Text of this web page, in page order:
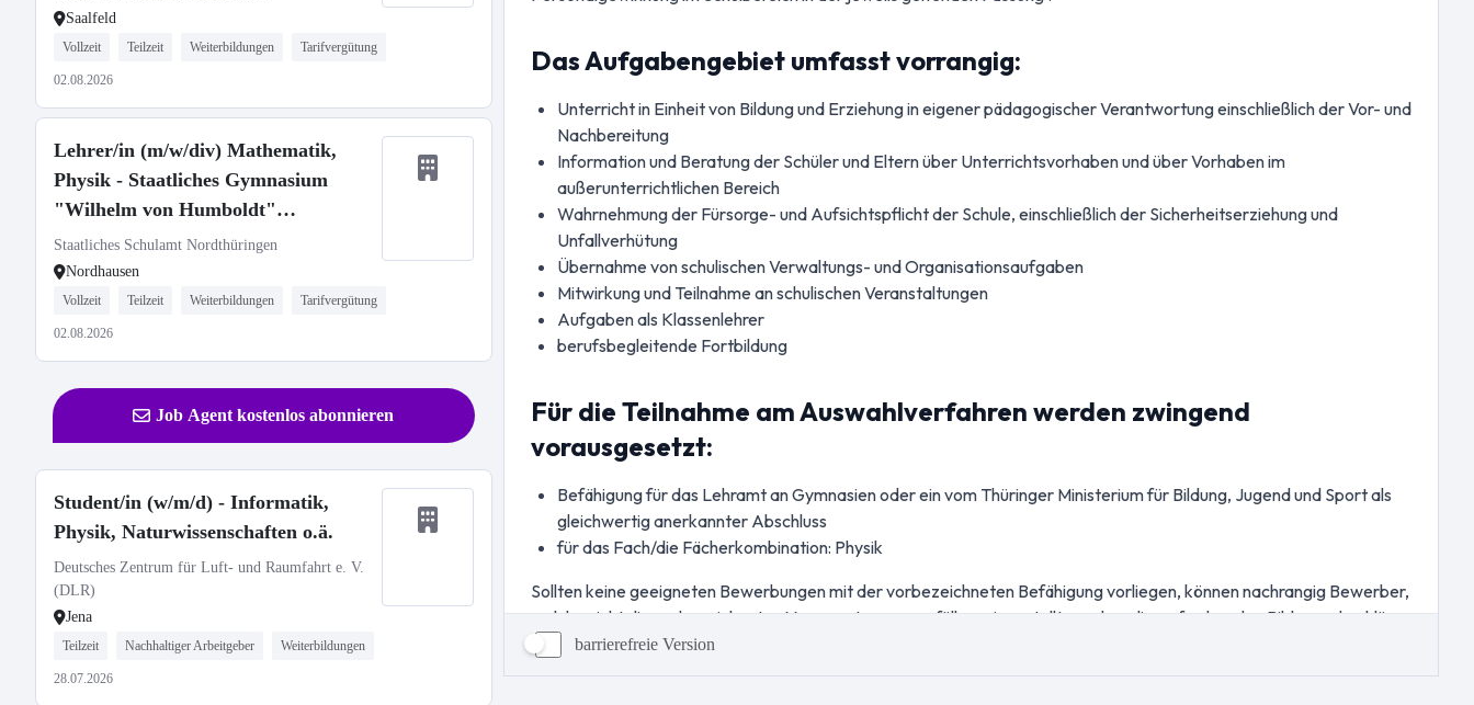
Saalfeld
Vollzeit Teilzeit Weiterbildungen Tarifvergütung
02.08.2026
Lehrer/in (m/w/div) Mathematik,
Physik - Staatliches Gymnasium
"Wilhelm von Humboldt"
Nordhausen
Staatliches Schulamt Nordthüringen
Nordhausen
Vollzeit Teilzeit Weiterbildungen Tarifvergütung
02.08.2026
Job Agent kostenlos abonnieren
Student/in (w/m/d) - Informatik,
Physik, Naturwissenschaften o.ä.
Deutsches Zentrum für Luft- und Raumfahrt e. V.
(DLR)
Jena
Teilzeit Nachhaltiger Arbeitgeber Weiterbildungen
28.07.2026
barrierefreie Version